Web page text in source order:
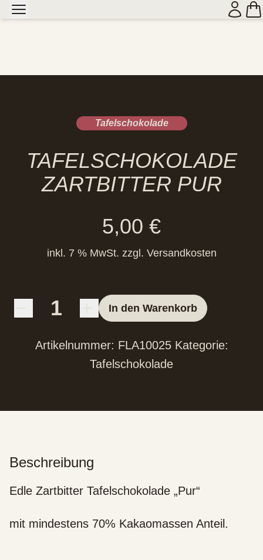
Tafelschokolade
TAFELSCHOKOLADE
ZARTBITTER PUR
5,00 €
inkl. 7 % MwSt. zzgl. Versandkosten
In den Warenkorb
Artikelnummer: FLA10025 Kategorie:
Tafelschokolade
Beschreibung
Edle Zartbitter Tafelschokolade „Pur“
mit mindestens 70% Kakaomassen Anteil.